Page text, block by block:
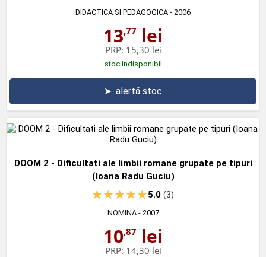
DIDACTICA SI PEDAGOGICA - 2006
13,77 lei
PRP: 15,30 lei
stoc indisponibil
➤ alertă stoc
DOOM 2 - Dificultati ale limbii romane grupate pe tipuri
(Ioana Radu Guciu)
5.0(3)
NOMINA- 2007
10,87 lei
PRP: 14,30 lei